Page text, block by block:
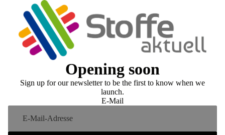
Opening soon
Sign up for our newsletter to be the first to know when we
launch.
E-Mail